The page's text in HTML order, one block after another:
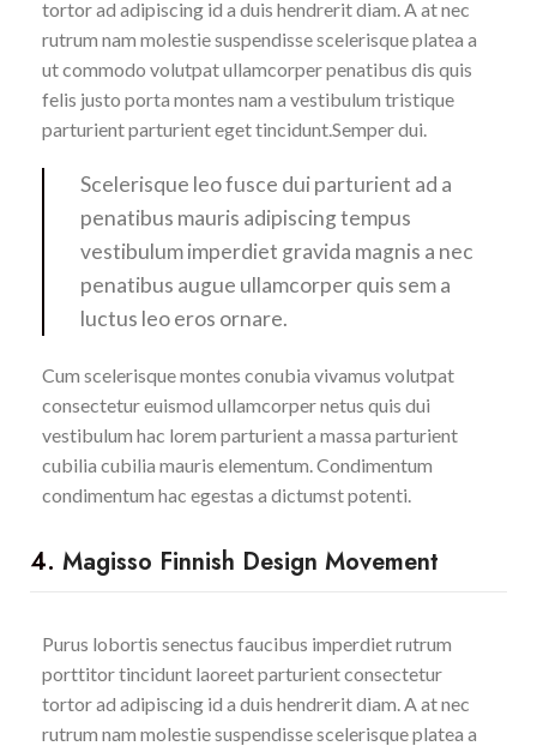
tortor ad adipiscing id a duis hendrerit diam. A at nec
rutrum nam molestie suspendisse scelerisque platea a
ut commodo volutpat ullamcorper penatibus dis quis
felis justo porta montes nam a vestibulum tristique
parturient parturient eget tincidunt.Semper dui.
Scelerisque leo fusce dui parturient ad a
penatibus mauris adipiscing tempus
vestibulum imperdiet gravida magnis a nec
penatibus augue ullamcorper quis sem a
luctus leo eros ornare.
Cum scelerisque montes conubia vivamus volutpat
consectetur euismod ullamcorper netus quis dui
vestibulum hac lorem parturient a massa parturient
cubilia cubilia mauris elementum. Condimentum
condimentum hac egestas a dictumst potenti.
4. Magisso Finnish Design Movement
Purus lobortis senectus faucibus imperdiet rutrum
porttitor tincidunt laoreet parturient consectetur
tortor ad adipiscing id a duis hendrerit diam. A at nec
rutrum nam molestie suspendisse scelerisque platea a